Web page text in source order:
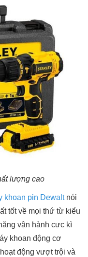
lượng cao
khoan pin Dewaltnói
tốt về mọi thứ từ kiểu
vận hành cực kì
khoan động cơ
động vượt trội và